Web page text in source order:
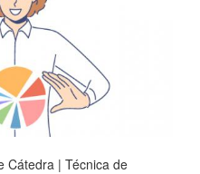
Cátedra | Técnica de